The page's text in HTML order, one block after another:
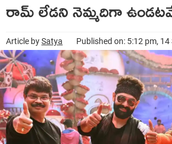
రామ్ లేడని నెమ్మదిగా
Article bySatya Published on: 5:12 pm,